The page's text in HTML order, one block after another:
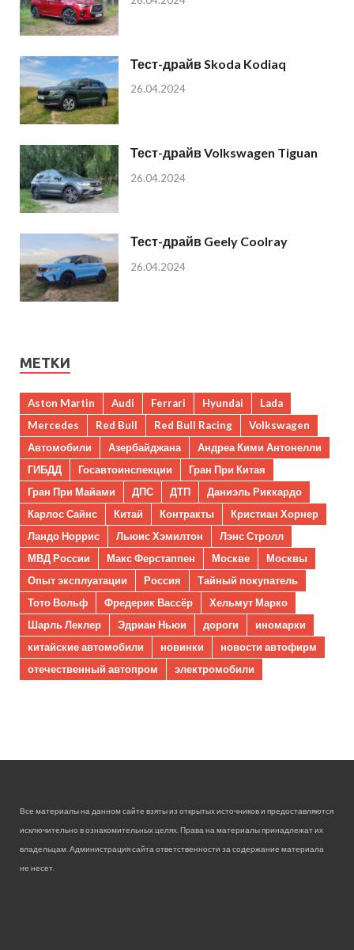
Тест-драйв Skoda Kodiaq
26.04.2024
Тест-драйв Volkswagen Tiguan
26.04.2024
Тест-драйв Geely Coolray
26.04.2024
МЕТКИ
Aston Martin Audi Ferrari Hyundai
Lada
Mercedes
Red Bull Red Bull Racing
Volkswagen
Автомобили
Азербайджана
Андреа Кими Антонелли
ГИБДД
Госавтоинспекции
Гран При Китая
Гран При Майами
ДПС ДТП
Даниэль Риккардо
Карлос Сайнс
Китай Контракты
Кристиан Хорнер
Ландо Норрис
Льюис Хэмилтон
Лэнс Стролл
МВД России
Макс Ферстаппен Москве
Москвы
Опыт эксплуатации
Россия
Тайный покупатель
Тото Вольф
Фредерик Вассёр
Хельмут Марко
Шарль Леклер
Эдриан Ньюи дороги
иномарки
китайские автомобили
новинки
новости автофирм
отечественный автопром
электромобили
Все материалы на данном сайте взяты из открытых источников и предоставляются
исключительно в ознакомительных целях. Права на материалы принадлежат их
владельцам. Администрация сайта ответственности за содержание материала
не несет.